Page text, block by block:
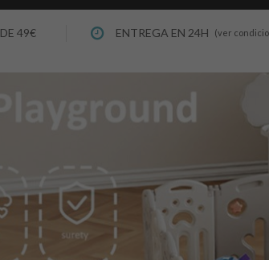
49€ ENTREGA EN 24H (ver